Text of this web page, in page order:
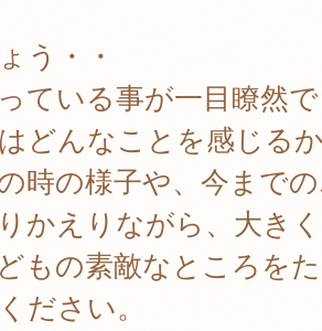
う・・
ている事が一目瞭然
どんなことを感じる
時の様子や、今まで
かえりながら、大き
もの素敵なところを
ださい。